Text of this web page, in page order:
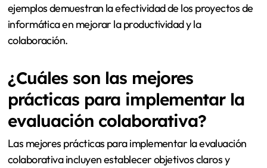
ejemplos demuestran la efectividad de los proyectos de
informática en mejorar la productividad y la
colaboración.
¿Cuáles son las mejores
prácticas para implementar la
evaluación colaborativa?
Las mejores prácticas para implementar la evaluación
colaborativa incluyen establecer objetivos claros y